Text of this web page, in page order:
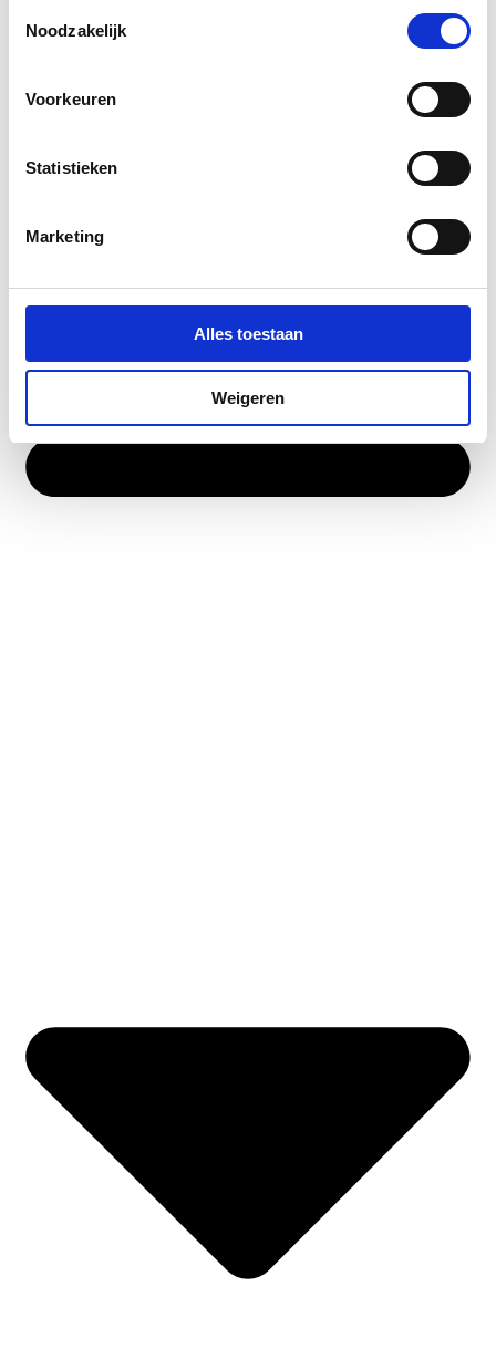
Noodzakelijk
Voorkeuren
Statistieken
Marketing
Alles toestaan
Weigeren